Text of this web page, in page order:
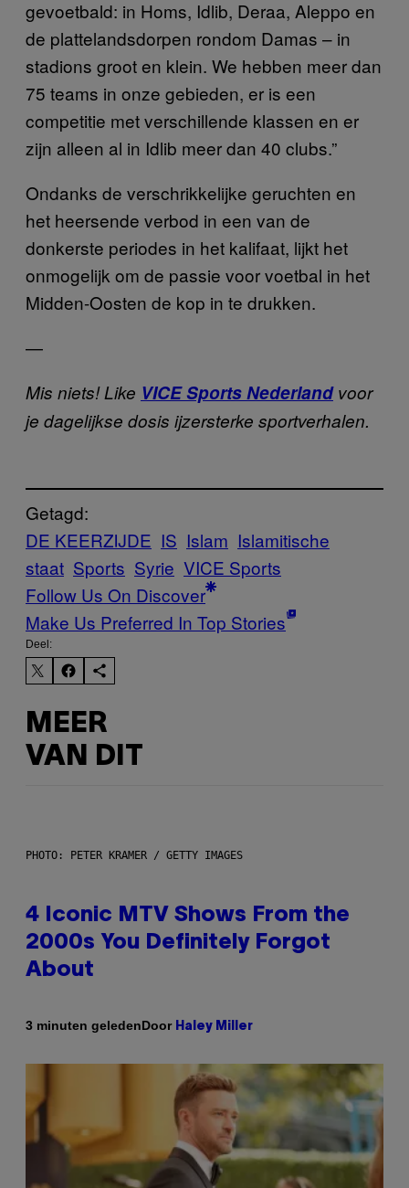
gevoetbald: in Homs, Idlib, Deraa, Aleppo en
de plattelandsdorpen rondom Damas – in
stadions groot en klein. We hebben meer dan
75 teams in onze gebieden, er is een
competitie met verschillende klassen en er
zijn alleen al in Idlib meer dan 40 clubs.”
Ondanks de verschrikkelijke geruchten en
het heersende verbod in een van de
donkerste periodes in het kalifaat, lijkt het
onmogelijk om de passie voor voetbal in het
Midden-Oosten de kop in te drukken.
—
Mis niets! Like VICE Sports Nederlandvoor
je dagelijkse dosis ijzersterke sportverhalen.
Getagd:
DE KEERZIJDE IS Islam Islamitische
staat Sports Syrie VICE Sports
Follow Us On Discover
Make Us Preferred In Top Stories
Deel:
MEER
VAN DIT
PHOTO: PETER KRAMER / GETTY IMAGES
4 Iconic MTV Shows From the
2000s You Definitely Forgot
About
3 minuten geledenDoor Haley Miller